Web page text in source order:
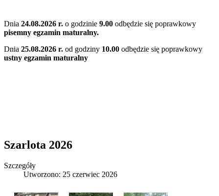
Dnia 24.08.2026 r. o godzinie 9.00 odbędzie się poprawkowy
pisemny egzamin maturalny.
Dnia 25.08.2026 r. od godziny 10.00 odbędzie się poprawkowy
ustny egzamin maturalny
Szarlota 2026
Szczegóły
Utworzono: 25 czerwiec 2026